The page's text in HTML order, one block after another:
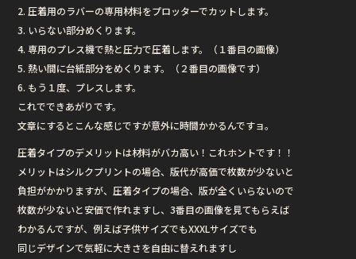
2. 圧着用のラバーの専用材料をプロッターでカットします。
3. いらない部分めくります。
4. 専用のプレス機で熱と圧力で圧着します。（１番目の画像）
5. 熱い間に台紙部分をめくります。（２番目の画像です）
6. もう１度、プレスします。
これでできあがりです。
文章にするとこんな感じですが意外に時間かかるんですョ。
圧着タイプのデメリットは材料がバカ高い！これホントです！！
メリットはシルクプリントの場合、版代が高価で枚数が少ないと
負担がかかりますが、圧着タイプの場合、版が全くいらないので
枚数が少ないと安価で作れますし、3番目の画像を見てもらえば
わかるんですが、例えば子供サイズでもXXXLサイズでも
同じデザインで気軽に大きさを自由に替えれますし